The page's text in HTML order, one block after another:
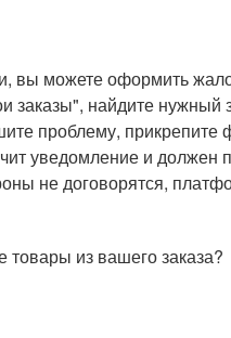
вы можете оформить
заказы", найдите нужный
проблему,
уведомление и
не договорятся,
товары из вашего заказа?